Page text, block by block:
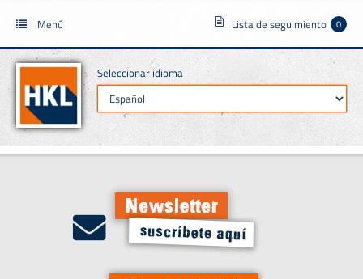
Seleccionar idioma
Menú Lista de seguimiento 0